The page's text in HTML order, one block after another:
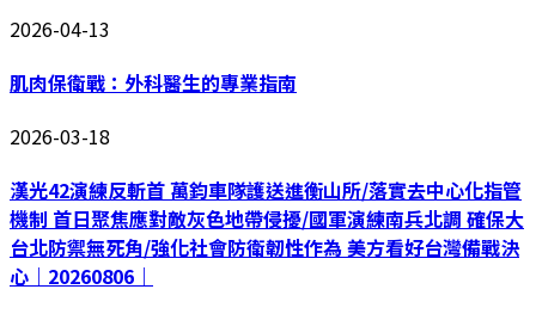
2026-04-13
肌肉保衛戰：外科醫生的專業指南
2026-03-18
漢光42演練反斬首 萬鈞車隊護送進衡山所/落實去中心化指管
機制 首日聚焦應對敵灰色地帶侵擾/國軍演練南兵北調 確保大
台北防禦無死角/強化社會防衛韌性作為 美方看好台灣備戰決
心｜20260806｜